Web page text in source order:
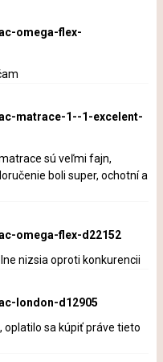
omega-flex-
matrace-1--1-excelent-
sú veľmi fajn,
boli super, ochotní a
omega-flex-d22152
nizsia oproti konkurencii
london-d12905
oplatilo sa kúpiť práve tieto